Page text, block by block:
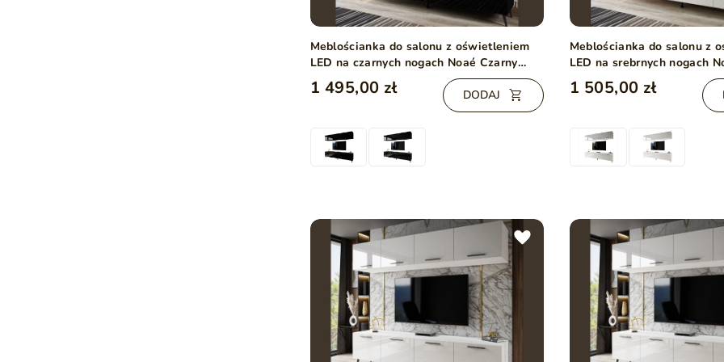
Meblościanka do salonu z oświetleniem
LED na czarnych nogach Noaé Czarny
połysk
1 495,00 zł DODAJ
Meblościanka do salonu z
LED na srebrnych nogach
połysk
1 505,00 zł